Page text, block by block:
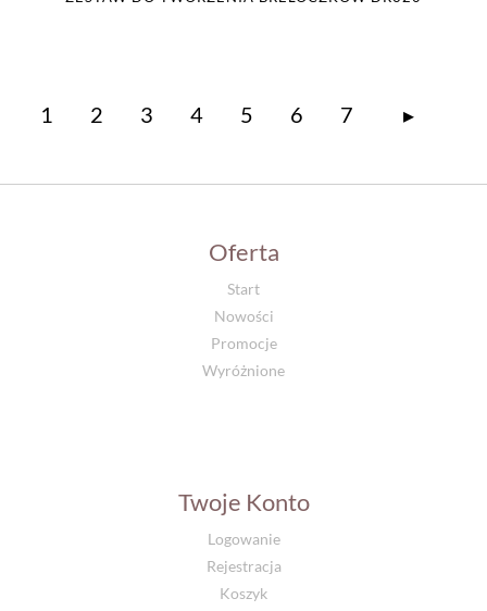
1 2 3 4 5 6 7 ▸
Oferta
Start
Nowości
Promocje
Wyróżnione
Twoje Konto
Logowanie
Rejestracja
Koszyk